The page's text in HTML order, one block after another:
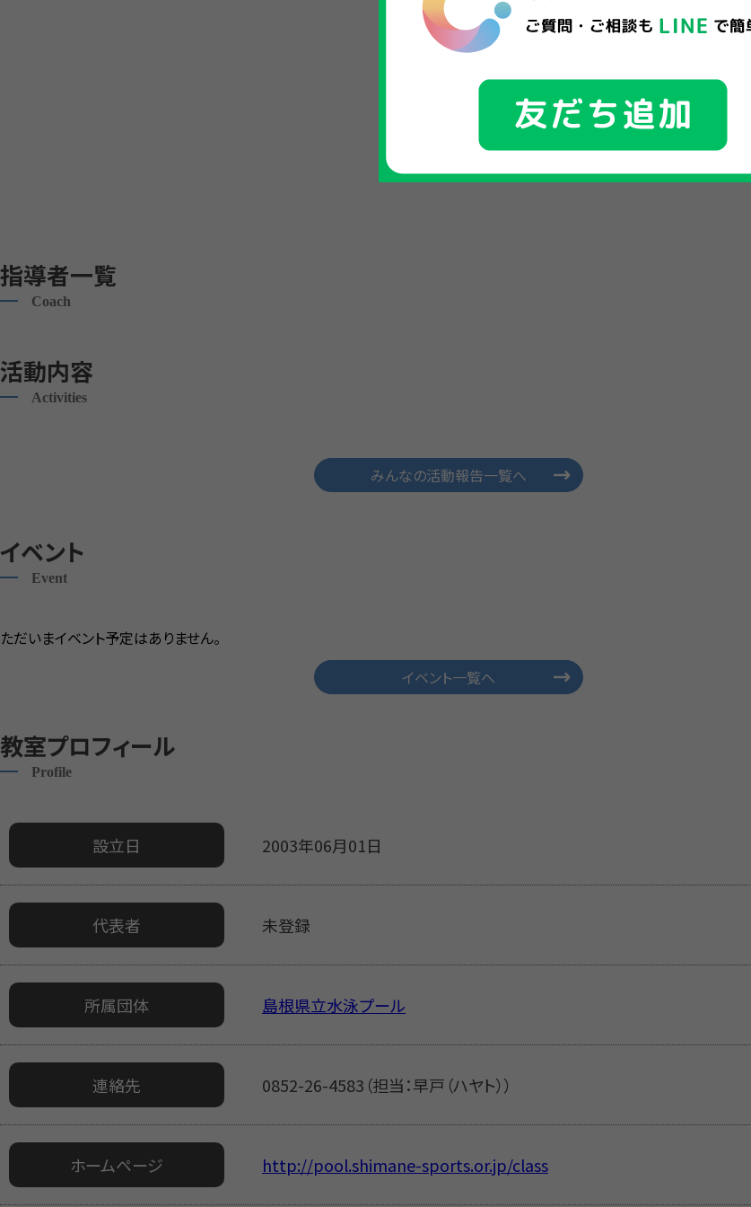
指導者一覧
Coach
活動内容
Activities
みんなの活動報告一覧へ
イベント
Event
ただいまイベント予定はありません。
イベント一覧へ
教室プロフィール
Profile
設立日 2003年06月01日
代表者 未登録
所属団体 島根県立水泳プール
連絡先 0852-26-4583（担当：早戸（ハヤト））
ホームページ http://pool.shimane-sports.or.jp/class